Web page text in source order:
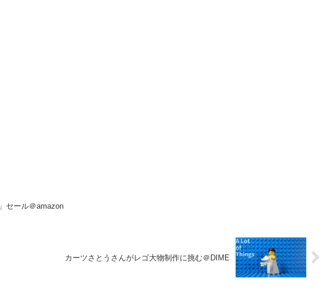
セール＠amazon
カーツさとうさんがレゴ大物制作に挑む＠DIME